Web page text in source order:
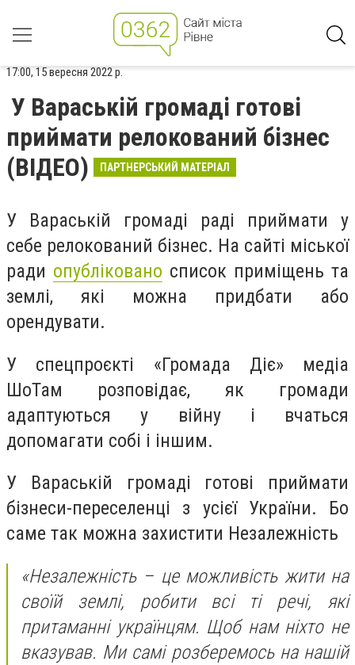
17:00, 15 вересня 2022 р.
У Вараській громаді готові
приймати релокований бізнес
(ВІДЕО)
ПАРТНЕРСЬКИЙ МАТЕРІАЛ
У Вараській громаді раді приймати у
себе релокований бізнес. На сайті міської
ради опубліковано список приміщень та
землі, які можна придбати або
орендувати.
У спецпроєкті «Громада Діє» медіа
ШоТам розповідає, як громади
адаптуються у війну і вчаться
допомагати собі і іншим.
У Вараській громаді готові приймати
бізнеси-переселенці з усієї України. Бо
саме так можна захистити Незалежність
«Незалежність – це можливість жити на
своїй землі, робити всі ті речі, які
притаманні українцям. Щоб нам ніхто не
вказував. Ми самі розберемось на нашій